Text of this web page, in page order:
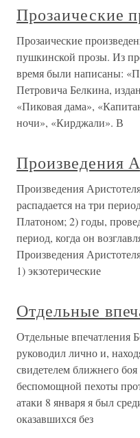
Прозаические
Прозаические
пушкинской прозы. Из
время были написаны:
Петровича Белкина,
«Пиковая дама»,
ночи», «Кирджали». В
Произведения
Произведения
распадается на три
Платоном; 2) годы,
период, когда он
Произведения
1) экзотерические
Отдельные
Отдельные впечатления
руководил лично и,
свидетелем ближнего
беспомощной пехоты
атаки 8 января я был
оказавшихся без